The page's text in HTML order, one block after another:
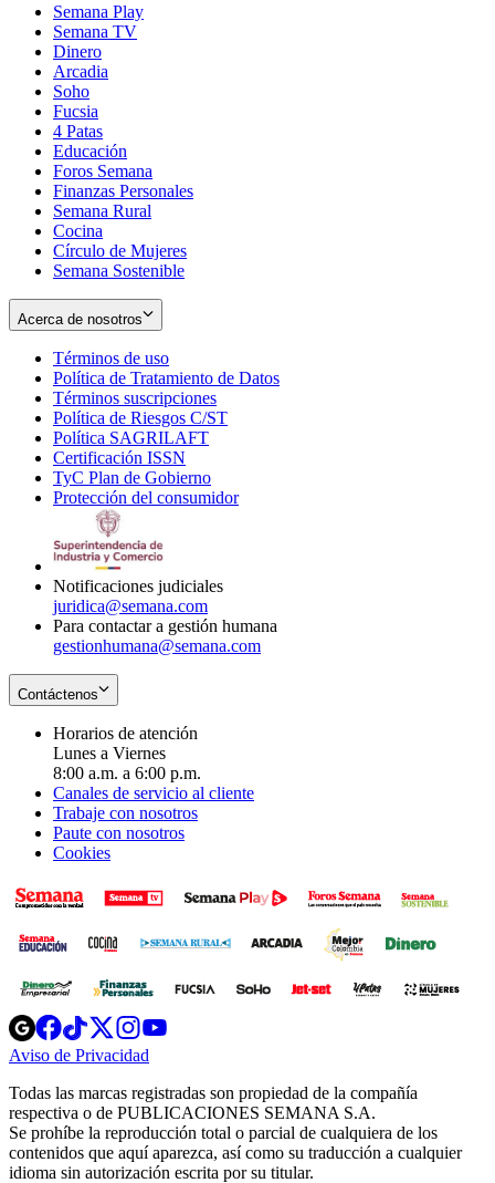
Semana Play
Semana TV
Dinero
Arcadia
Soho
in
new
window
Fucsia
in
new
window
4 Patas
Educación
Foros Semana
Finanzas Personales
Semana Rural
Cocina
Círculo de Mujeres
Semana Sostenible
Acerca de nosotros
Términos de uso
in
new
window
Política de Tratamiento de Datos
Términos suscripciones
in
Política de Riesgos C/ST
Política SAGRILAFT
new
window
Certificación ISSN
in
new
TyC Plan de Gobierno
in
Protección del consumidorOpens
Notificaciones judiciales
juridica@semana.com
Para contactar a gestión humana
gestionhumana@semana.com
Contáctenos
Horarios de atención
Lunes a Viernes
8:00 a.m. a 6:00 p.m.
Canales de servicio al cliente
Trabaje con nosotros
Paute con nosotros
Cookies
Opens
in
new
Opens
in
new
Opens
in
new
window
Opens
new
windowwindow
Aviso de Privacidad
new
window
Todas las marcas registradas son propiedad de la compañía
respectiva o de PUBLICACIONES SEMANA S.A.
Se prohíbe la reproducción total o parcial de cualquiera de los
contenidos que aquí aparezca, así como su traducción a cualquier
idioma sin autorización escrita por su titular.